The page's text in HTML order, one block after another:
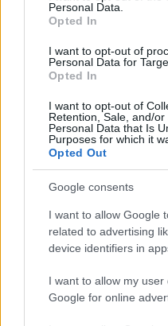
Personal Data.
Opted In
I want to opt-out of
Personal Data for
Opted In
I want to opt-out of
Retention, Sale, and/
Personal Data that Is
Purposes for which it
Opted Out
Google consents
I want to allow Google
related to advertising
device identifiers in
I want to allow my
Google for online
«Μου χρωστάς έναν
φράση που έγινε
πού προήλθε
μπορούσαν να
νόμισμα: «Εσένα σου